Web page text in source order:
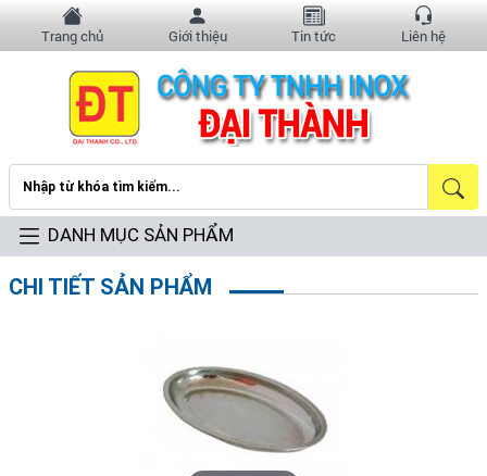
Trang chủ Giới thiệu Tin tức Liên hệ
DANH MỤC SẢN PHẨM
CHI TIẾT SẢN PHẨM